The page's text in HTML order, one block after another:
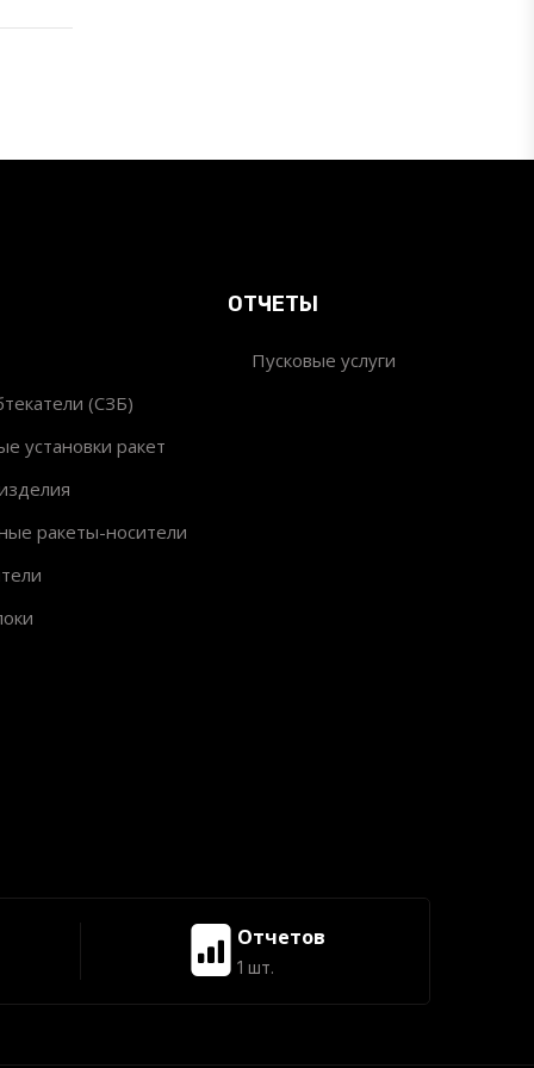
(СЗБ)
установки ракет
ракеты-носители
ОТЧЕТЫ
Пусковые услуги
Отчетов
1 шт.